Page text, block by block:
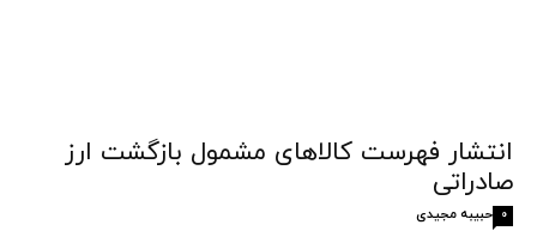
انتشار فهرست کالاهای مشمول بازگشت ارز
صادراتی
حبیبه مجیدی 0